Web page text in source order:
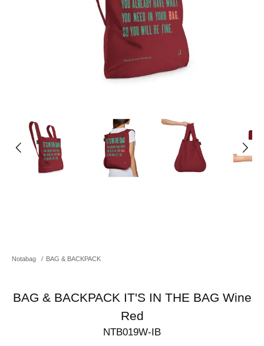
Notabag / BAG & BACKPACK
BAG & BACKPACK IT'S IN THE BAG Wine
Red
NTB019W-IB